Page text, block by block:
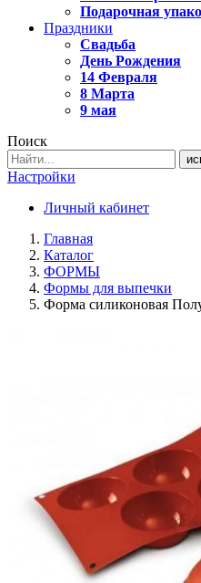
Подарочная
Праздники
Свадьба
День Рождения
14 Февраля
8 Марта
9 мая
Поиск
Настройки
Личный кабинет
Главная
Каталог
ФОРМЫ
Формы для выпечки
Форма силиконовая